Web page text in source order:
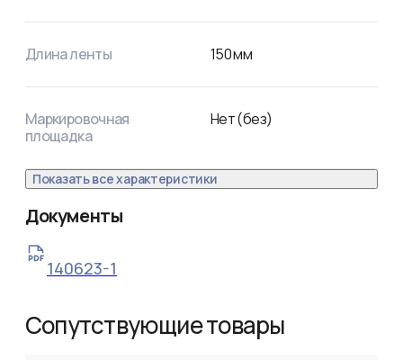
Длина ленты 150мм
Маркировочная
площадка
Нет (без)
Показать все характеристики
Документы
140623-1
Сопутствующие товары